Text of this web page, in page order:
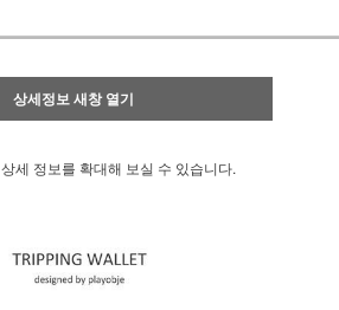
상세정보 새창 열기
상세 정보를 확대해 보실 수 있습니다.